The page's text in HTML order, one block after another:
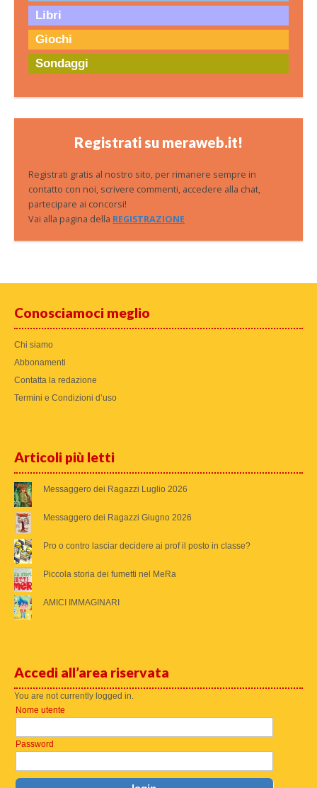
Libri
Giochi
Sondaggi
Registrati su meraweb.it!
Registrati gratis al nostro sito, per rimanere sempre in
contatto con noi, scrivere commenti, accedere alla chat,
partecipare ai concorsi!
Vai alla pagina della REGISTRAZIONE
Conosciamoci meglio
Chi siamo
Abbonamenti
Contatta la redazione
Termini e Condizioni d’uso
Articoli più letti
Messaggero dei Ragazzi Luglio 2026
Messaggero dei Ragazzi Giugno 2026
Pro o contro lasciar decidere ai prof il posto in classe?
Piccola storia dei fumetti nel MeRa
AMICI IMMAGINARI
Accedi all’area riservata
You are not currently logged in.
Nome utente
Password